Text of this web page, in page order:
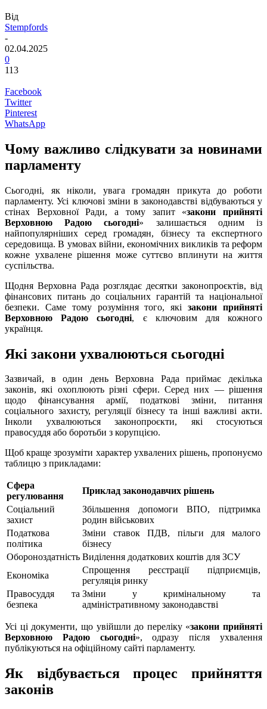
Від
Stempfords
-
02.04.2025
0
113
Facebook
Twitter
Pinterest
WhatsApp
Чому важливо слідкувати за новинами
парламенту
Сьогодні, як ніколи, увага громадян прикута до роботи
парламенту. Усі ключові зміни в законодавстві відбуваються у
стінах Верховної Ради, а тому запит «закони прийняті
Верховною Радою сьогодні» залишається одним із
найпопулярніших серед громадян, бізнесу та експертного
середовища. В умовах війни, економічних викликів та реформ
кожне ухвалене рішення може суттєво вплинути на життя
суспільства.
Щодня Верховна Рада розглядає десятки законопроєктів, від
фінансових питань до соціальних гарантій та національної
безпеки. Саме тому розуміння того, якізакони прийняті
Верховною Радою сьогодні, є ключовим для кожного
українця.
Які закони ухвалюються сьогодні
Зазвичай, в один день Верховна Рада приймає декілька
законів, які охоплюють різні сфери. Серед них — рішення
щодо фінансування армії, податкові зміни, питання
соціального захисту, регуляції бізнесу та інші важливі акти.
Інколи ухвалюються законопроєкти, які стосуються
правосуддя або боротьби з корупцією.
Щоб краще зрозуміти характер ухвалених рішень, пропонуємо
таблицю з прикладами:
Сфера
регулювання
Приклад законодавчих рішень
Соціальний
захист
Збільшення допомоги ВПО, підтримка
родин військових
Податкова
політика
Зміни ставок ПДВ, пільги для малого
бізнесу
Обороноздатність Виділення додаткових коштів для ЗСУ
Економіка
Спрощення реєстрації підприємців,
регуляція ринку
Правосуддя та
безпека
Зміни у кримінальному та
адміністративному законодавстві
Усі ці документи, що увійшли до переліку «закони прийняті
Верховною Радою сьогодні», одразу після ухвалення
публікуються на офіційному сайті парламенту.
Як відбувається процес прийняття
законів